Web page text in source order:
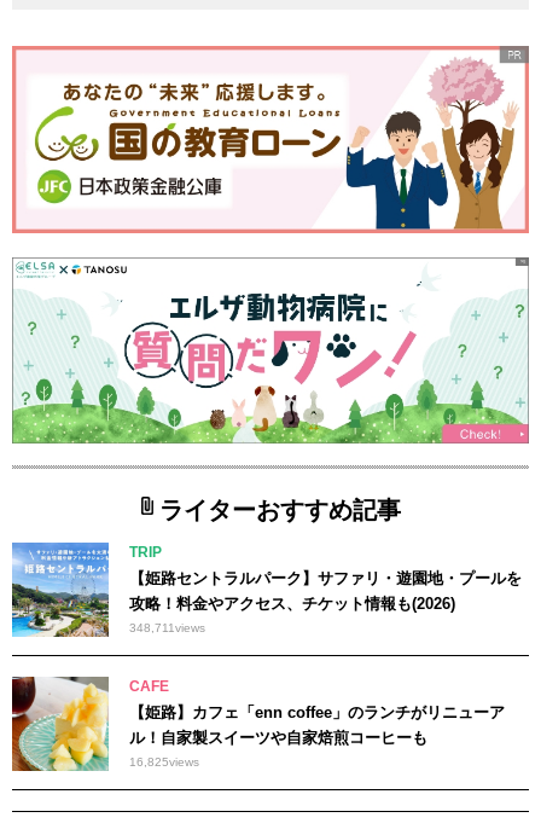
ライターおすすめ記事
TRIP
【姫路セントラルパーク】サファリ・遊園地・プールを
攻略！料金やアクセス、チケット情報も(2026)
348,711views
CAFE
【姫路】カフェ「enn coffee」のランチがリニューア
ル！自家製スイーツや自家焙煎コーヒーも
16,825views